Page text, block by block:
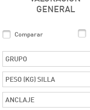
GENERAL
Comparar
GRUPO
PESO (KG) SILLA
ANCLAJE